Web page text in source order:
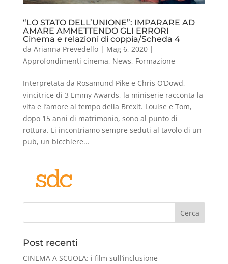
“LO STATO DELL’UNIONE”: IMPARARE AD
AMARE AMMETTENDO GLI ERRORI
Cinema e relazioni di coppia/Scheda 4
da Arianna Prevedello| Mag 6, 2020|
Approfondimenti cinema, News, Formazione
Interpretata da Rosamund Pike e Chris O’Dowd,
vincitrice di 3 Emmy Awards, la miniserie racconta la
vita e l’amore al tempo della Brexit. Louise e Tom,
dopo 15 anni di matrimonio, sono al punto di
rottura. Li incontriamo sempre seduti al tavolo di un
pub, un bicchiere...
Cerca
Post recenti
CINEMA A SCUOLA: i film sull’inclusione